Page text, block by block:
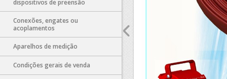
dispositivos de preensão
Conexões, engates ou
acoplamentos
Aparelhos de medição
Condições gerais de venda